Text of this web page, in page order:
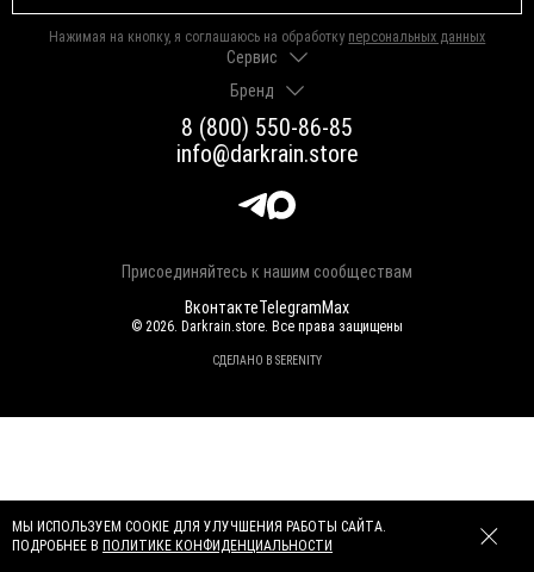
8 (800) 550-86-85
info@darkrain.store
Присоединяйтесь к нашим сообществам
ВконтактеTelegramMax
Сервис
Доставка и оплата
Гарантии и возврат
Как выбрать размер
Уход за украшениями
Яндекс Пэй
Долями
Бренд
О нас
Программа лояльности
Магазины
Нажимая на кнопку, я соглашаюсь на обработку персональных данных
© 2026. Darkrain.store. Все права защищены
СДЕЛАНО В SERENITY
МЫ ИСПОЛЬЗУЕМ COOKIE ДЛЯ УЛУЧШЕНИЯ РАБОТЫ САЙТА.
ПОДРОБНЕЕ В ПОЛИТИКЕ КОНФИДЕНЦИАЛЬНОСТИ